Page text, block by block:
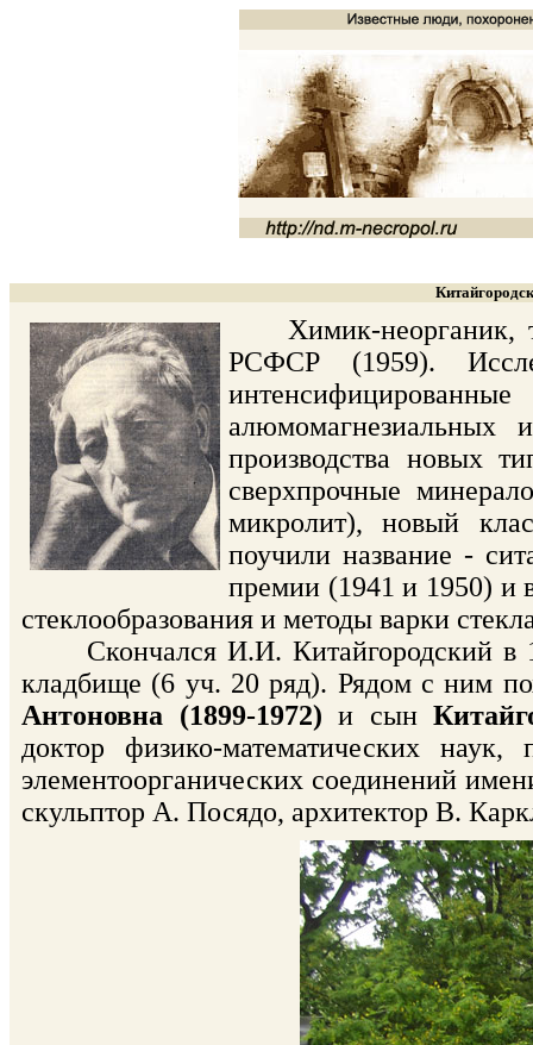
Химик-неорганик,
РСФСР (1959).
алюмомагнезиальных
производства новых
сверхпрочные
микролит), новый
поучили название -
премии (1941 и 1950) и
стеклообразования и методы варки
Скончался И.И. Китайгородский в
кладбище (6 уч. 20 ряд). Рядом с ним
Антоновна (1899-1972) и сын
доктор физико-математических
элементоорганических соединений
скульптор А. Посядо, архитектор В.